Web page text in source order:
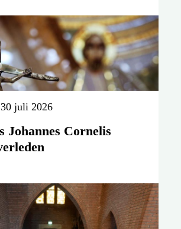
juli 2026
Johannes Cornelis